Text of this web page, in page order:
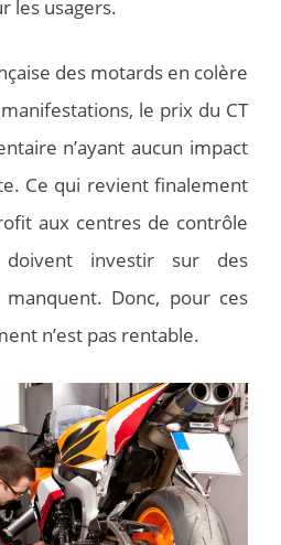
les usagers.
des motards en colère
le prix du CT
n’ayant aucun impact
Ce qui revient finalement
aux centres de contrôle
doivent investir sur des
Donc, pour ces
n’est pas rentable.